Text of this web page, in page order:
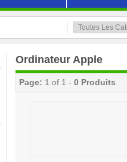
Ordinateur Apple
Page: 1 of 1 - 0 Produits